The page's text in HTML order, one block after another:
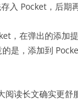
入 Pocket，后期
，在弹出的添加
是，添加到
读长文确实更舒